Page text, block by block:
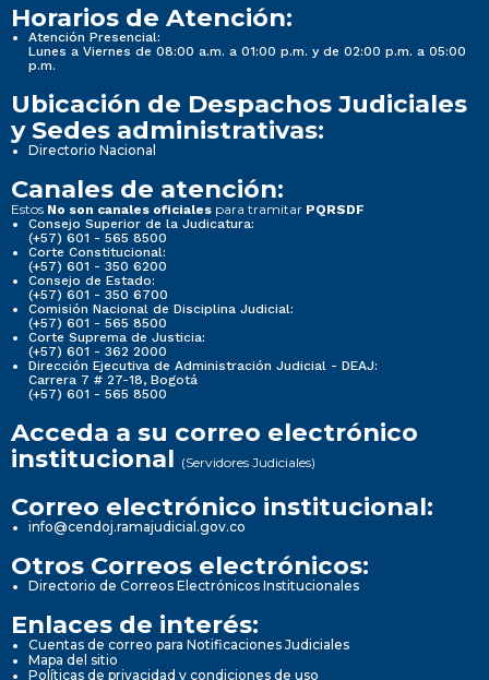
Horarios de Atención:
Atención Presencial:
Lunes a Viernes de 08:00 a.m. a 01:00 p.m. y de 02:00 p.m. a 05:00
p.m.
Ubicación de Despachos Judiciales
y Sedes administrativas:
Directorio Nacional
Canales de atención:
Estos No son canales oficiales para tramitar PQRSDF
Consejo Superior de la Judicatura:
(+57) 601 - 565 8500
Corte Constitucional:
(+57) 601 - 350 6200
Consejo de Estado:
(+57) 601 - 350 6700
Comisión Nacional de Disciplina Judicial:
(+57) 601 - 565 8500
Corte Suprema de Justicia:
(+57) 601 - 362 2000
Dirección Ejecutiva de Administración Judicial - DEAJ:
Carrera 7 # 27-18, Bogotá
(+57) 601 - 565 8500
Acceda a su correo electrónico
institucional (Servidores Judiciales)
Correo electrónico institucional:
info@cendoj.ramajudicial.gov.co
Otros Correos electrónicos:
Directorio de Correos Electrónicos Institucionales
Enlaces de interés:
Cuentas de correo para Notificaciones Judiciales
Mapa del sitio
Políticas de privacidad y condiciones de uso